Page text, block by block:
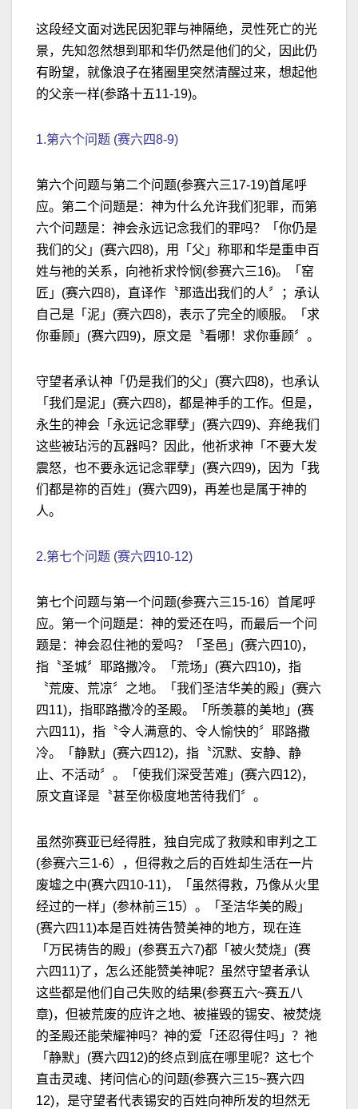
这段经文面对选民因犯罪与神隔绝，灵性死亡的光
景，先知忽然想到耶和华仍然是他们的父，因此仍
有盼望，就像浪子在猪圈里突然清醒过来，想起他
的父亲一样(参路十五11-19)。
1.第六个问题 (赛六四8-9)
第六个问题与第二个问题(参赛六三17-19)首尾呼
应。第二个问题是：神为什么允许我们犯罪，而第
六个问题是：神会永远记念我们的罪吗？「你仍是
我们的父」(赛六四8)，用「父」称耶和华是重申百
姓与祂的关系，向祂祈求怜悯(参赛六三16)。「窑
匠」(赛六四8)，直译作〝那造出我们的人〞；承认
自己是「泥」(赛六四8)，表示了完全的顺服。「求
你垂顾」(赛六四9)，原文是〝看哪！求你垂顾〞。
守望者承认神「仍是我们的父」(赛六四8)，也承认
「我们是泥」(赛六四8)，都是神手的工作。但是，
永生的神会「永远记念罪孽」(赛六四9)、弃绝我们
这些被玷污的瓦器吗？因此，他祈求神「不要大发
震怒，也不要永远记念罪孽」(赛六四9)，因为「我
们都是祢的百姓」(赛六四9)，再差也是属于神的
人。
2.第七个问题 (赛六四10-12)
第七个问题与第一个问题(参赛六三15-16）首尾呼
应。第一个问题是：神的爱还在吗，而最后一个问
题是：神会忍住祂的爱吗？「圣邑」(赛六四10)，
指〝圣城〞耶路撒冷。「荒场」(赛六四10)，指
〝荒废、荒凉〞之地。「我们圣洁华美的殿」(赛六
四11)，指耶路撒冷的圣殿。「所羡慕的美地」(赛
六四11)，指〝令人满意的、令人愉快的〞耶路撒
冷。「静默」(赛六四12)，指〝沉默、安静、静
止、不活动〞。「使我们深受苦难」(赛六四12)，
原文直译是〝甚至你极度地苦待我们〞。
虽然弥赛亚已经得胜，独自完成了救赎和审判之工
(参赛六三1-6），但得救之后的百姓却生活在一片
废墟之中(赛六四10-11)，「虽然得救，乃像从火里
经过的一样」(参林前三15）。「圣洁华美的殿」
(赛六四11)本是百姓祷告赞美神的地方，现在连
「万民祷告的殿」(参赛五六7)都「被火焚烧」(赛
六四11)了，怎么还能赞美神呢？虽然守望者承认
这些都是他们自己失败的结果(参赛五六~赛五八
章)，但被荒废的应许之地、被摧毁的锡安、被焚烧
的圣殿还能荣耀神吗？神的爱「还忍得住吗」？祂
「静默」(赛六四12)的终点到底在哪里呢？这七个
直击灵魂、拷问信心的问题(参赛六三15~赛六四
12)，是守望者代表锡安的百姓向神所发的坦然无